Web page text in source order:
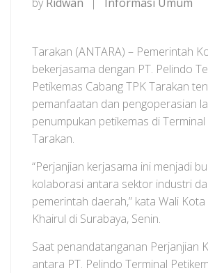
Tarakan (ANTARA) – Pemerintah
bekerjasama dengan PT. Pelindo
Petikemas Cabang TPK Tarakan
pemanfaatan dan pengoperasian
penumpukan petikemas di
Tarakan.
“Perjanjian kerjasama ini menjadi
kolaborasi antara sektor industri
pemerintah daerah,” kata Wali
Khairul di Surabaya, Senin.
Saat penandatanganan Perjanjian
antara PT. Pelindo Terminal